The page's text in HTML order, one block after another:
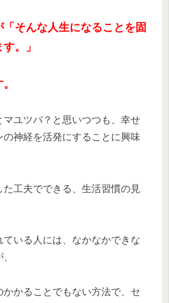
そんな人生になることを固
。」
マユツバ？と思いつつも、幸せ
の神経を活発にすることに興味
工夫でできる、生活習慣の見
いる人には、なかなかできな
かかることでもない方法で、セ